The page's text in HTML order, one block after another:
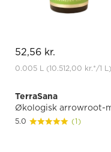
52,56 kr.
0.005 L (10.512,00 kr.*/1 L)
TerraSana
Økologisk arrowroot-
5.0 (1)